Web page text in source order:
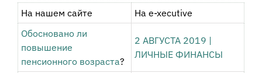
На нашем сайте
На e-xecutive
Обосновано ли
повышение
пенсионного возраста?
2 АВГУСТА 2019 |
ЛИЧНЫЕ ФИНАНСЫ